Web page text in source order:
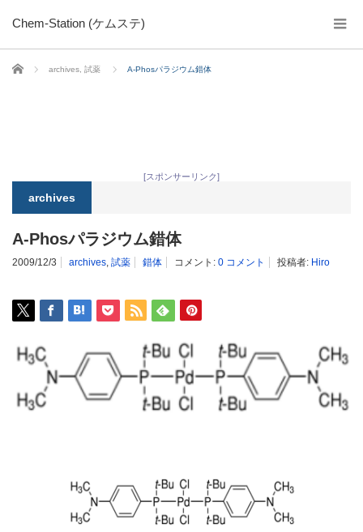
Chem-Station (ケムステ)
ホーム archives 試薬 A-Phosパラジウム錯体
[スポンサーリンク]
archives
A-Phosパラジウム錯体
2009/12/3 archives, 試薬 錯体 コメント: 0 コメント 投稿者: Hiro